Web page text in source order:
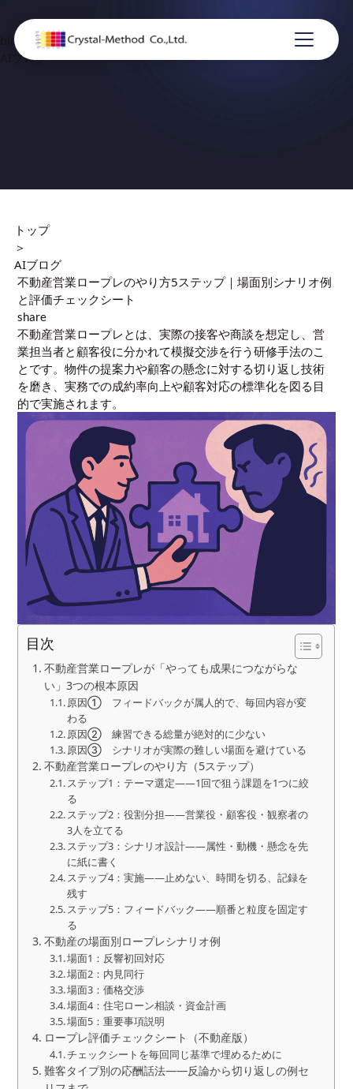
blog
AIブログ
トップ
＞
AIブログ
不動産営業ロープレのやり方5ステップ｜場面別シナリオ例
と評価チェックシート
share
不動産営業ロープレとは、実際の接客や商談を想定し、営
業担当者と顧客役に分かれて模擬交渉を行う研修手法のこ
とです。物件の提案力や顧客の懸念に対する切り返し技術
を磨き、実務での成約率向上や顧客対応の標準化を図る目
的で実施されます。
目次
不動産営業ロープレが「やっても成果につながらな
い」3つの根本原因
原因① フィードバックが属人的で、毎回内容が変
わる
原因② 練習できる総量が絶対的に少ない
原因③ シナリオが実際の難しい場面を避けている
不動産営業ロープレのやり方（5ステップ）
ステップ1：テーマ選定——1回で狙う課題を1つに絞
る
ステップ2：役割分担——営業役・顧客役・観察者の
3人を立てる
ステップ3：シナリオ設計——属性・動機・懸念を先
に紙に書く
ステップ4：実施——止めない、時間を切る、記録を
残す
ステップ5：フィードバック——順番と粒度を固定す
る
不動産の場面別ロープレシナリオ例
場面1：反響初回対応
場面2：内見同行
場面3：価格交渉
場面4：住宅ローン相談・資金計画
場面5：重要事項説明
ロープレ評価チェックシート（不動産版）
チェックシートを毎回同じ基準で埋めるために
難客タイプ別の応酬話法——反論から切り返しの例セ